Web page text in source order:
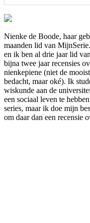
Nienke de Boode, haar
maanden lid van
en ik ben al drie jaar lid
bijna twee jaar recensies
nienkepiene (niet de
bedacht, maar oké). Ik
wiskunde aan de
een sociaal leven te
series, maar ik doe mijn
om daar dan een recensie